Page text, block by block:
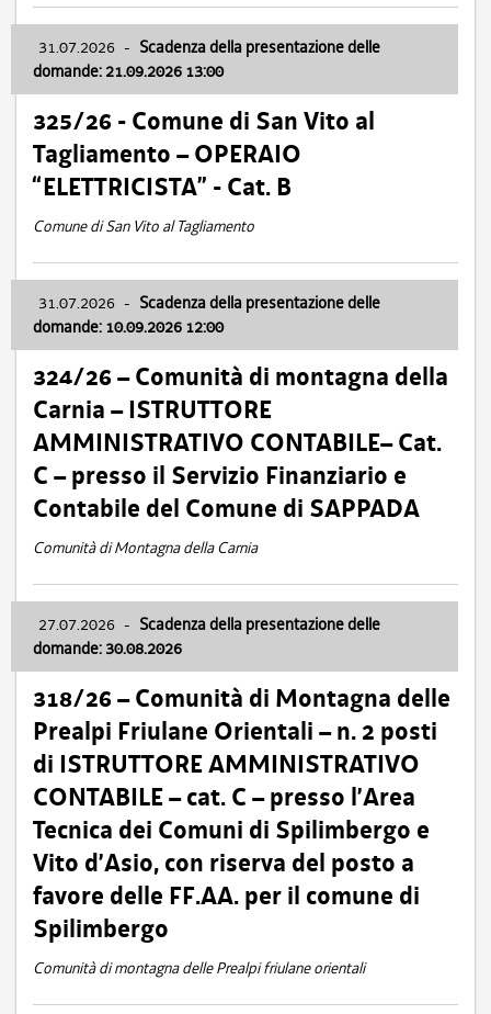
31.07.2026 - Scadenza della presentazione delle
domande: 21.09.2026 13:00
325/26 - Comune di San Vito al
Tagliamento – OPERAIO
“ELETTRICISTA” - Cat. B
Comune di San Vito al Tagliamento
31.07.2026 - Scadenza della presentazione delle
domande: 10.09.2026 12:00
324/26 – Comunità di montagna della
Carnia – ISTRUTTORE
AMMINISTRATIVO CONTABILE– Cat.
C – presso il Servizio Finanziario e
Contabile del Comune di SAPPADA
Comunità di Montagna della Carnia
27.07.2026 - Scadenza della presentazione delle
domande: 30.08.2026
318/26 – Comunità di Montagna delle
Prealpi Friulane Orientali – n. 2 posti
di ISTRUTTORE AMMINISTRATIVO
CONTABILE – cat. C – presso l’Area
Tecnica dei Comuni di Spilimbergo e
Vito d’Asio, con riserva del posto a
favore delle FF.AA. per il comune di
Spilimbergo
Comunità di montagna delle Prealpi friulane orientali